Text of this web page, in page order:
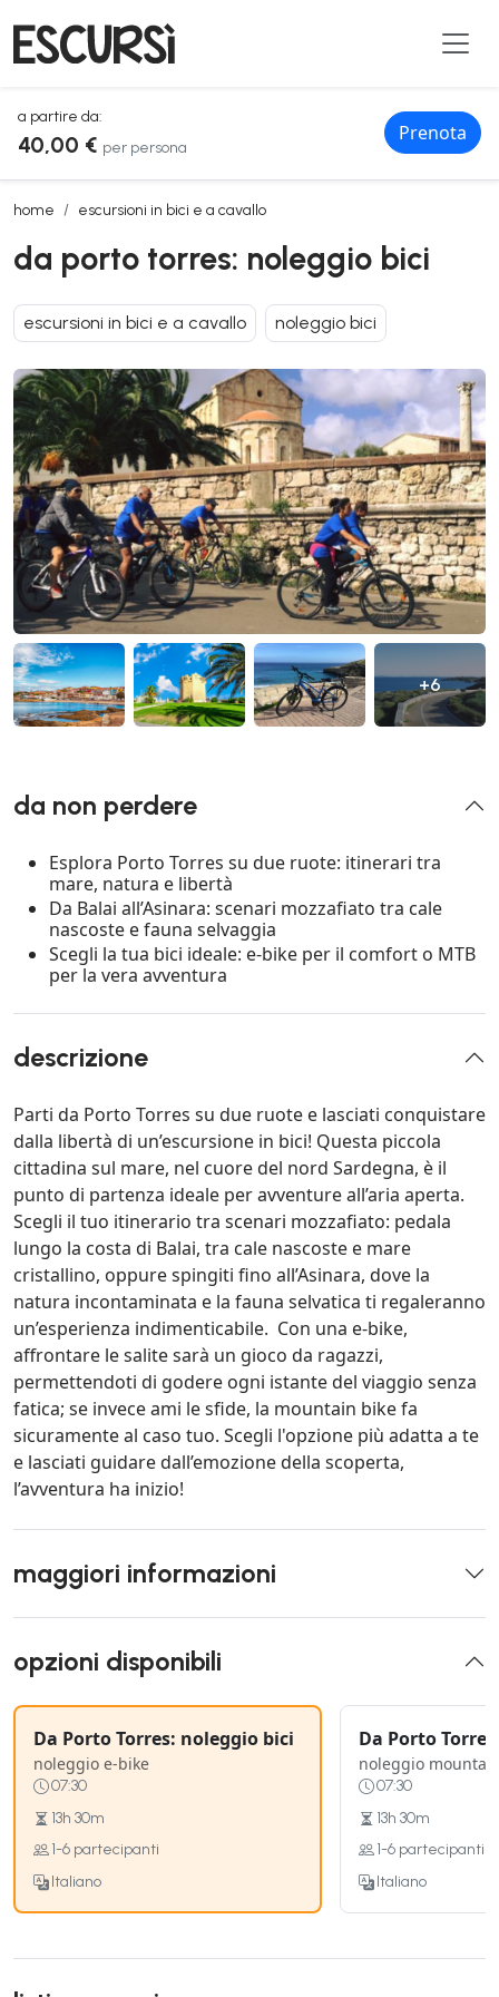
a partire da:
40,00 € per persona
Prenota
home escursioni in bici e a cavallo
da porto torres: noleggio bici
da porto torres: noleggio bici
escursioni in bici e a cavallo noleggio bici
+6
da non perdere
Esplora Porto Torres su due ruote: itinerari tra
mare, natura e libertà
Da Balai all’Asinara: scenari mozzafiato tra cale
nascoste e fauna selvaggia
Scegli la tua bici ideale: e-bike per il comfort o MTB
per la vera avventura
descrizione
Parti da Porto Torres su due ruote e lasciati conquistare
dalla libertà di un’escursione in bici! Questa piccola
cittadina sul mare, nel cuore del nord Sardegna, è il
punto di partenza ideale per avventure all’aria aperta.
Scegli il tuo itinerario tra scenari mozzafiato: pedala
lungo la costa di Balai, tra cale nascoste e mare
cristallino, oppure spingiti fino all’Asinara, dove la
natura incontaminata e la fauna selvatica ti regaleranno
un’esperienza indimenticabile. Con una e-bike,
affrontare le salite sarà un gioco da ragazzi,
permettendoti di godere ogni istante del viaggio senza
fatica; se invece ami le sfide, la mountain bike fa
sicuramente al caso tuo. Scegli l'opzione più adatta a te
e lasciati guidare dall’emozione della scoperta,
l’avventura ha inizio!
maggiori informazioni
opzioni disponibili
Da Porto Torres: noleggio bici
noleggio e-bike
07:30
13h 30m
1-6 partecipanti
Italiano
Da Porto
noleggio
07:30
13h 30m
1-6 partecipanti
Italiano